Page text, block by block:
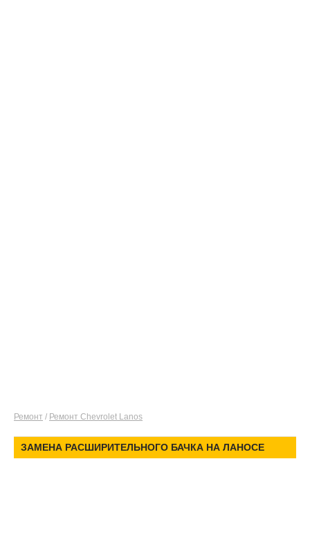
Ремонт / Ремонт Chevrolet Lanos
ЗАМЕНА РАСШИРИТЕЛЬНОГО БАЧКА НА ЛАНОСЕ